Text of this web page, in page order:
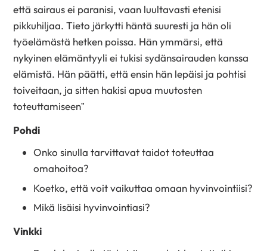
että sairaus ei paranisi, vaan luultavasti etenisi
pikkuhiljaa. Tieto järkytti häntä suuresti ja hän oli
työelämästä hetken poissa. Hän ymmärsi, että
nykyinen elämäntyyli ei tukisi sydänsairauden kanssa
elämistä. Hän päätti, että ensin hän lepäisi ja pohtisi
toiveitaan, ja sitten hakisi apua muutosten
toteuttamiseen”
Pohdi
Onko sinulla tarvittavat taidot toteuttaa
omahoitoa?
Koetko, että voit vaikuttaa omaan hyvinvointiisi?
Mikä lisäisi hyvinvointiasi?
Vinkki